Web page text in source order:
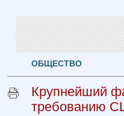
ОБЩЕСТВО
Крупнейший
требованию